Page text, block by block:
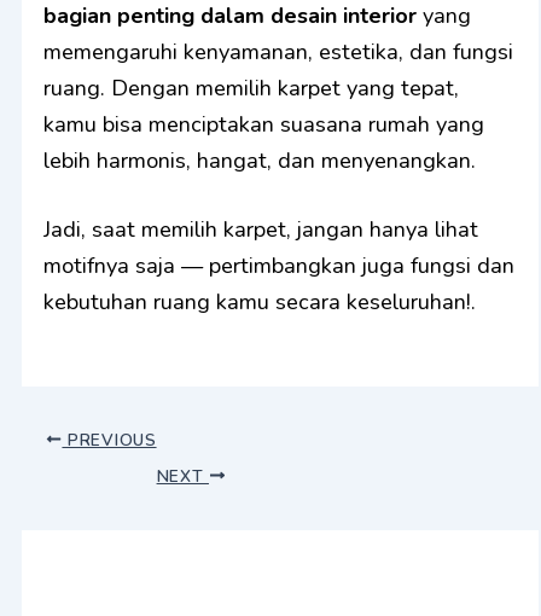
bagian penting dalam desain interior yang
memengaruhi kenyamanan, estetika, dan fungsi
ruang. Dengan memilih karpet yang tepat,
kamu bisa menciptakan suasana rumah yang
lebih harmonis, hangat, dan menyenangkan.
Jadi, saat memilih karpet, jangan hanya lihat
motifnya saja — pertimbangkan juga fungsi dan
kebutuhan ruang kamu secara keseluruhan!.
PREVIOUS
NEXT